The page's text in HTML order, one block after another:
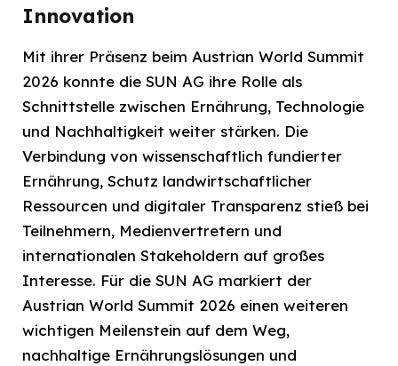
Innovation
Mit ihrer Präsenz beim Austrian World Summit
2026 konnte die SUN AG ihre Rolle als
Schnittstelle zwischen Ernährung, Technologie
und Nachhaltigkeit weiter stärken. Die
Verbindung von wissenschaftlich fundierter
Ernährung, Schutz landwirtschaftlicher
Ressourcen und digitaler Transparenz stieß bei
Teilnehmern, Medienvertretern und
internationalen Stakeholdern auf großes
Interesse. Für die SUN AG markiert der
Austrian World Summit 2026 einen weiteren
wichtigen Meilenstein auf dem Weg,
nachhaltige Ernährungslösungen und